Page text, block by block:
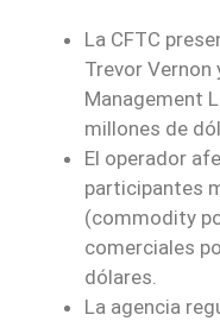
La CFTC
Trevor Vernon
Management
millones de
El operador
participantes
(commodity
comerciales
dólares.
La agencia